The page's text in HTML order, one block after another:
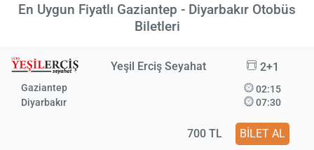
En Uygun Fiyatlı Gaziantep - Diyarbakır Otobüs
Biletleri
Yeşil Erciş Seyahat 2+1
Gaziantep
Diyarbakır
02:15
07:30
700 TL BİLET AL